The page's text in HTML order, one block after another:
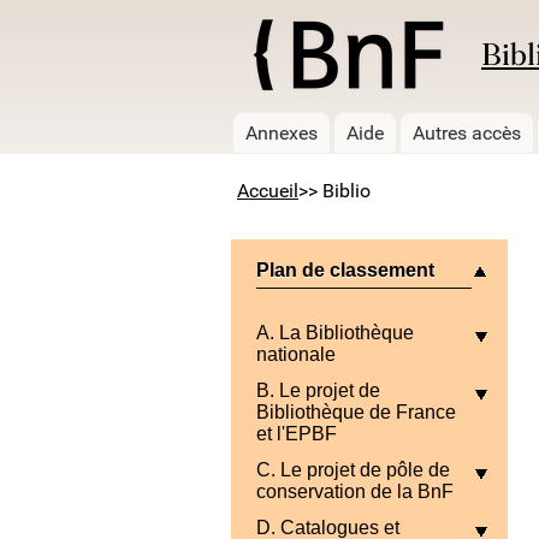
Annexes Aide Autres accès
Accueil >> Biblio
Plan de classement
A. La Bibliothèque
nationale
B. Le projet de
Bibliothèque de France
et l'EPBF
C. Le projet de pôle de
conservation de la BnF
D. Catalogues et